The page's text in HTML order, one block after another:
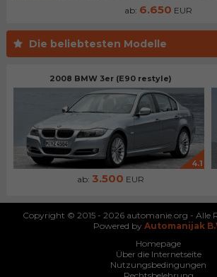
ab: 6.650 EUR
Die beliebtesten Modelle
2008 BMW 3er (E90 restyle)
4.1
ab: 3.500 EUR
Copyright © 2015 - 2026 automanie.org - Alle
Powered by Automanijak
Homepage
Über die Internetseite
Nutzungsbedingungen